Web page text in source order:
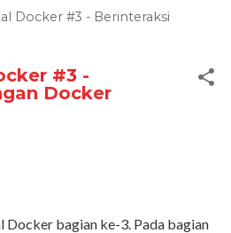
Docker #3 - Berinteraksi
#3 -
Docker
Docker bagian ke-3. Pada bagian